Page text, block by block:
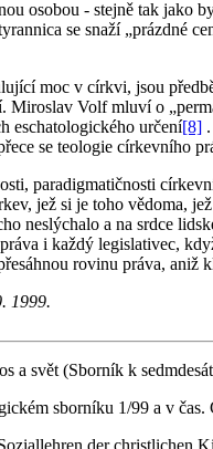
osobou - stejně tak jako
se snaží „prázdné
moc v církvi, jsou
Miroslav Volf mluví o
eschatologického určení[8]
se teologie církevního
paradigmatičnosti
jež si je toho vědoma,
neslýchalo a na srdce
i každý legislativec,
rovinu práva, aniž
1999.
a svět (Sborník k
sborníku 1/99 a v
der christlichen